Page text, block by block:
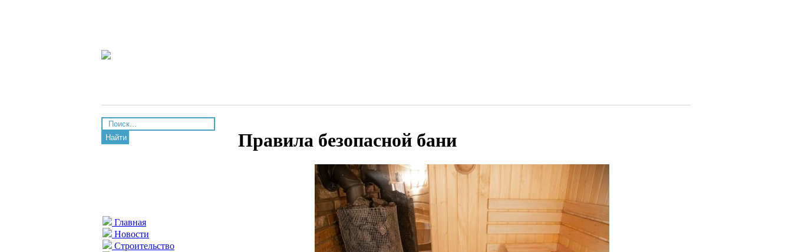
Найти
Главная
Новости
Строительство
Правила безопасной бани